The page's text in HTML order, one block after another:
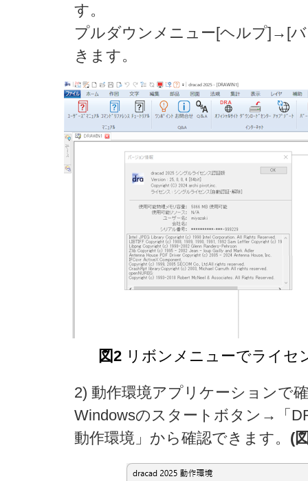
す。
プルダウンメニュー[ヘルプ]→[
きます。
図2 リボンメニューでライセ
2) 動作環境アプリケーションで
Windowsのスタートボタン→「
動作環境」から確認できます。 (